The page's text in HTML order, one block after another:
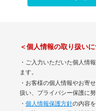
＜個人情報の取り扱い
・ご入力いただいた個人情
ます。
・お客様の個人情報やお寄
扱い、プライバシー保護に努
・ 個人情報保護方針の内容